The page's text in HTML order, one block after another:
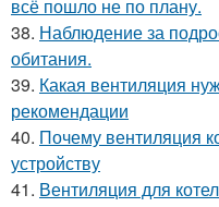
всё пошло не по плану.
38. Наблюдение за
обитания.
39. Какая вентиляция
рекомендации
40. Почему вентиляция
устройству
41. Вентиляция для